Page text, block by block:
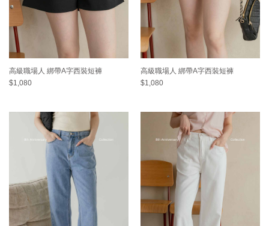
高級職場人 綁帶A字西裝短褲
$1,080
高級職場人 綁帶A字西裝短褲
$1,080